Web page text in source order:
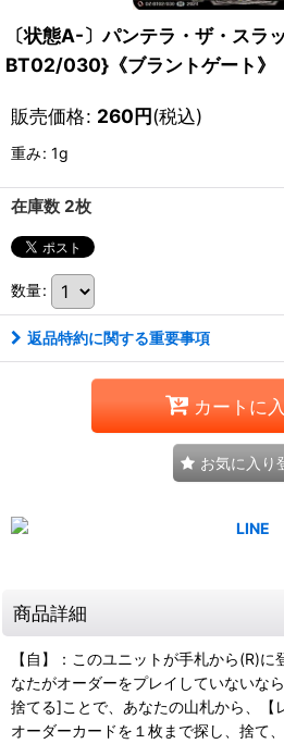
〔状態A-〕パンテラ・ザ・スラ
BT02/030}《ブラントゲート》
販売価格: 260円(税込)
重み: 1g
在庫数 2枚
数量:
返品特約に関する重要事項
カートに
お気に入り
商品詳細
【自】：このユニットが手札から(R)
なたがオーダーをプレイしていないな
捨てる]ことで、あなたの山札から、【
オーダーカードを１枚まで探し、捨て